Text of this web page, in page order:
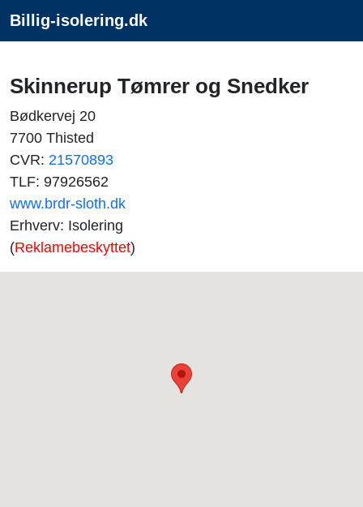
Billig-isolering.dk
Skinnerup Tømrer og Snedker
Bødkervej 20
7700 Thisted
CVR: 21570893
TLF: 97926562
www.brdr-sloth.dk
Erhverv: Isolering
(Reklamebeskyttet)